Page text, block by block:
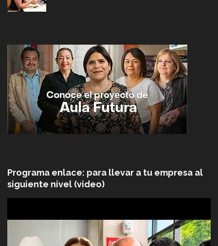
Programa enlace: para llevar a tu empresa al
siguiente nivel (video)